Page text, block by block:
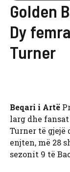
Golden
Dy
Turner
Beqari i Artë
larg dhe
Turner të gjejë
enjten, më 28
sezonit 9 të